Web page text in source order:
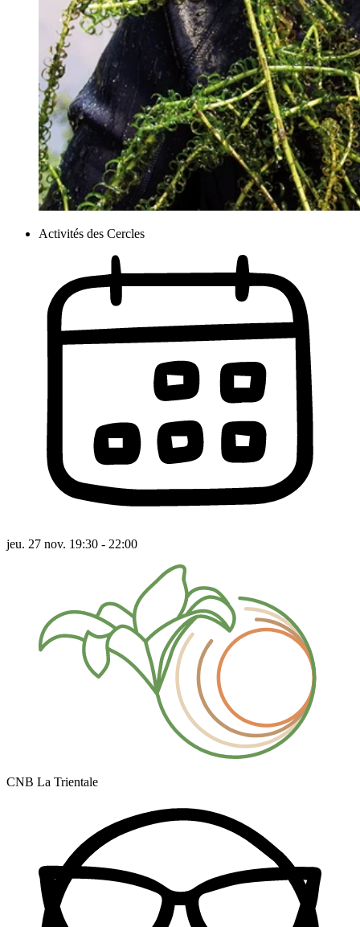
Activités des Cercles
jeu. 27 nov. 19:30 - 22:00
CNB La Trientale